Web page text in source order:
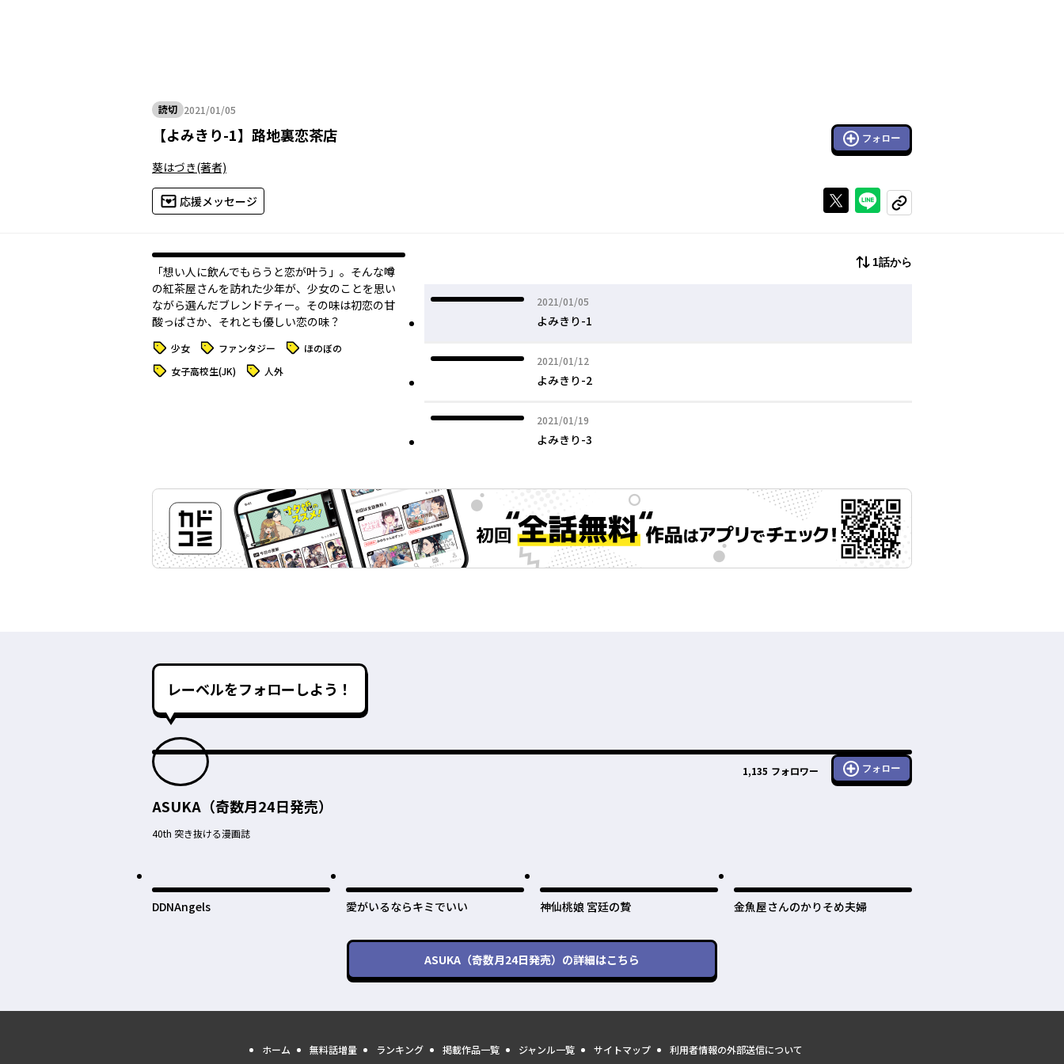
読切 2021/01/05
2021年01月05日
【よみきり-1】 路地裏恋茶店 フォロー
葵はづき(著者)
応援メッセージ Xで投稿するラインでシェアする
コピーする
「想い人に飲んでもらうと恋が叶う」。そんな噂
の紅茶屋さんを訪れた少年が、少女のことを思い
ながら選んだブレンドティー。その味は初恋の甘
酸っぱさか、それとも優しい恋の味？
タグ 少女 タグ ファンタジー タグ ほのぼの
タグ 女子高校生(JK) タグ 人外
1話から
2021/01/05
2021年01月05日
よみきり-1
2021/01/12
2021年01月12日
よみきり-2
2021/01/19
2021年01月19日
よみきり-3
レーベルをフォローしよう！
1,135 フォロワー フォロー
ASUKA（奇数月24日発売）
40th 突き抜ける漫画誌
DDNAngels 愛がいるならキミでいい 神仙桃娘 宮廷の贄 金魚屋さんのかりそめ夫婦
ASUKA（奇数月24日発売） の詳細はこちら
ホーム 無料話増量 ランキング 掲載作品一覧 ジャンル一覧 サイトマップ 利用者情報の外部送信について